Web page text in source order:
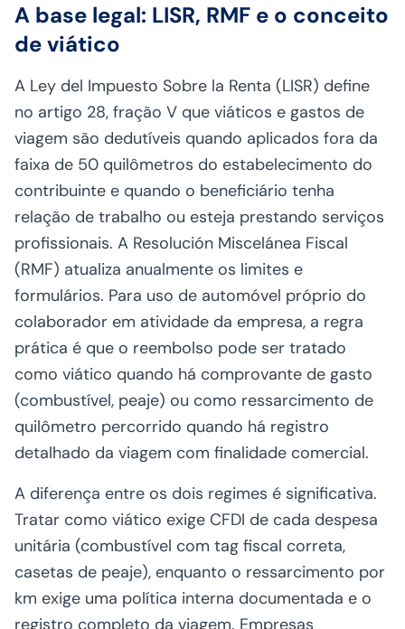
A base legal: LISR, RMF e o conceito
de viático
A Ley del Impuesto Sobre la Renta (LISR) define
no artigo 28, fração V que viáticos e gastos de
viagem são dedutíveis quando aplicados fora da
faixa de 50 quilômetros do estabelecimento do
contribuinte e quando o beneficiário tenha
relação de trabalho ou esteja prestando serviços
profissionais. A Resolución Miscelánea Fiscal
(RMF) atualiza anualmente os limites e
formulários. Para uso de automóvel próprio do
colaborador em atividade da empresa, a regra
prática é que o reembolso pode ser tratado
como viático quando há comprovante de gasto
(combustível, peaje) ou como ressarcimento de
quilômetro percorrido quando há registro
detalhado da viagem com finalidade comercial.
A diferença entre os dois regimes é significativa.
Tratar como viático exige CFDI de cada despesa
unitária (combustível com tag fiscal correta,
casetas de peaje), enquanto o ressarcimento por
km exige uma política interna documentada e o
registro completo da viagem. Empresas